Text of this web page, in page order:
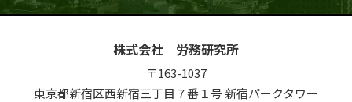
株式会社 労務研究所
〒163-1037
東京都新宿区西新宿三丁目７番１号 新宿パークタワー